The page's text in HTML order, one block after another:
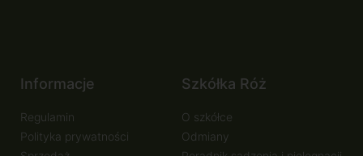
Informacje
Regulamin
Polityka prywatności
Szkółka Róż
O szkółce
Odmiany